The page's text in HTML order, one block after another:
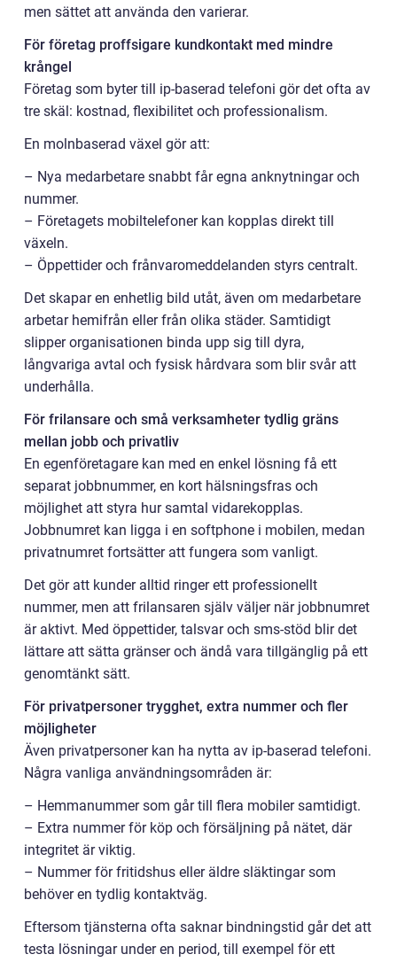
men sättet att använda den varierar.
För företag proffsigare kundkontakt med mindre
krångel
Företag som byter till ip-baserad telefoni gör det ofta av
tre skäl: kostnad, flexibilitet och professionalism.
En molnbaserad växel gör att:
– Nya medarbetare snabbt får egna anknytningar och
nummer.
– Företagets mobiltelefoner kan kopplas direkt till
växeln.
– Öppettider och frånvaromeddelanden styrs centralt.
Det skapar en enhetlig bild utåt, även om medarbetare
arbetar hemifrån eller från olika städer. Samtidigt
slipper organisationen binda upp sig till dyra,
långvariga avtal och fysisk hårdvara som blir svår att
underhålla.
För frilansare och små verksamheter tydlig gräns
mellan jobb och privatliv
En egenföretagare kan med en enkel lösning få ett
separat jobbnummer, en kort hälsningsfras och
möjlighet att styra hur samtal vidarekopplas.
Jobbnumret kan ligga i en softphone i mobilen, medan
privatnumret fortsätter att fungera som vanligt.
Det gör att kunder alltid ringer ett professionellt
nummer, men att frilansaren själv väljer när jobbnumret
är aktivt. Med öppettider, talsvar och sms-stöd blir det
lättare att sätta gränser och ändå vara tillgänglig på ett
genomtänkt sätt.
För privatpersoner trygghet, extra nummer och fler
möjligheter
Även privatpersoner kan ha nytta av ip-baserad telefoni.
Några vanliga användningsområden är:
– Hemmanummer som går till flera mobiler samtidigt.
– Extra nummer för köp och försäljning på nätet, där
integritet är viktig.
– Nummer för fritidshus eller äldre släktingar som
behöver en tydlig kontaktväg.
Eftersom tjänsterna ofta saknar bindningstid går det att
testa lösningar under en period, till exempel för ett